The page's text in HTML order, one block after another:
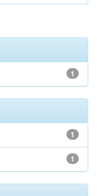
1
1
1